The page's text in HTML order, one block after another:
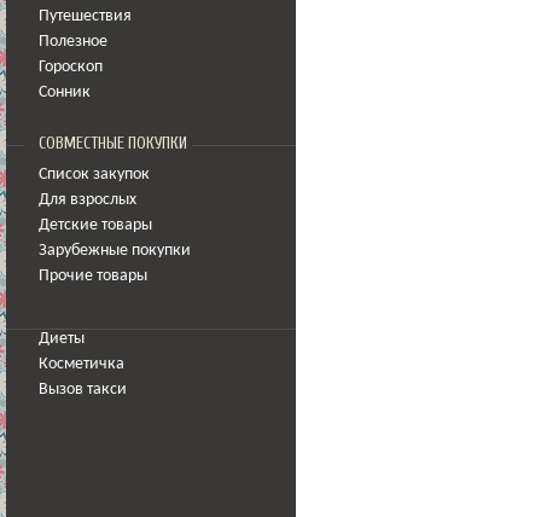
Путешествия
Полезное
Гороскоп
Сонник
СОВМЕСТНЫЕ ПОКУПКИ
Список закупок
Для взрослых
Детские товары
Зарубежные покупки
Прочие товары
Диеты
Косметичка
Вызов такси